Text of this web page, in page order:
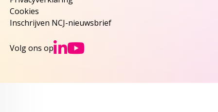
Cookies
Inschrijven NCJ-nieuwsbrief
Volg ons op Ga naar NCJs